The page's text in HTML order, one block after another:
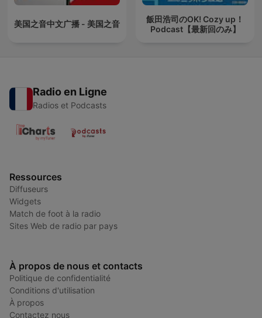
美国之音中文广播 - 美国之音
飯田浩司のOK! Cozy up！
Podcast【最新回のみ】
Radio en Ligne
Radios et Podcasts
Ressources
Diffuseurs
Widgets
Match de foot à la radio
Sites Web de radio par pays
À propos de nous et contacts
Politique de confidentialité
Conditions d'utilisation
À propos
Contactez nous